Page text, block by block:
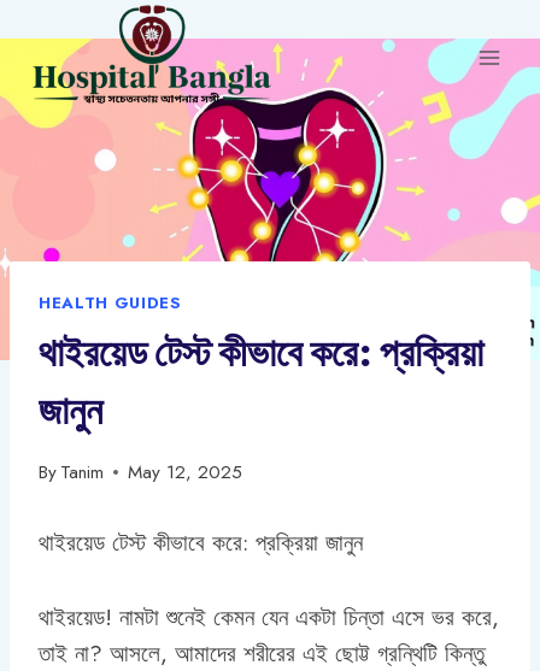
content
HEALTH GUIDES
থাইরয়েড টেস্ট কীভাবে করে: প্রক্রিয়া
জানুন
ByTanim May 12, 2025
থাইরয়েড টেস্ট কীভাবে করে: প্রক্রিয়া জানুন
থাইরয়েড! নামটা শুনেই কেমন যেন একটা চিন্তা এসে ভর করে,
তাই না? আসলে, আমাদের শরীরের এই ছোট্ট গ্রন্থিটি কিন্তু